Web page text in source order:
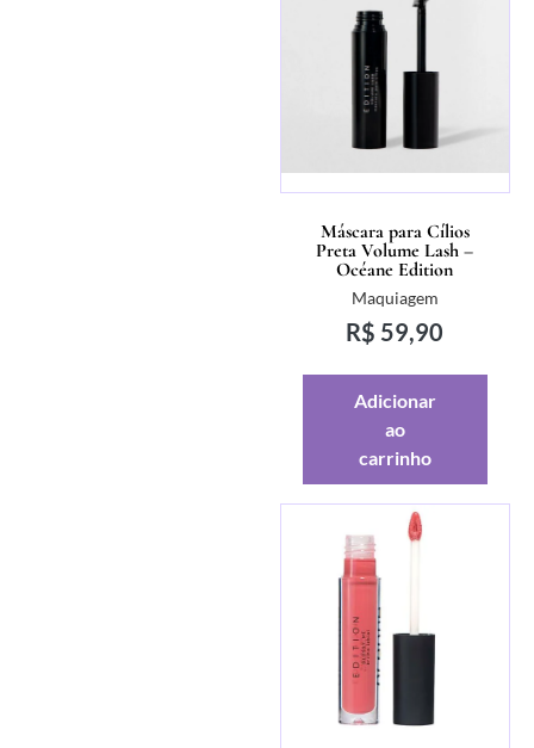
Máscara para Cílios
Preta Volume Lash –
Océane Edition
Maquiagem
R$ 59,90
Adicionar
ao
carrinho